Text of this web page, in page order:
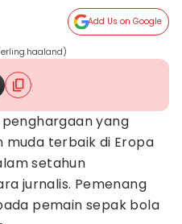
Add Us on Google
yang
terbaik di Eropa
setahun
jurnalis. Pemenang
pemain sepak bola